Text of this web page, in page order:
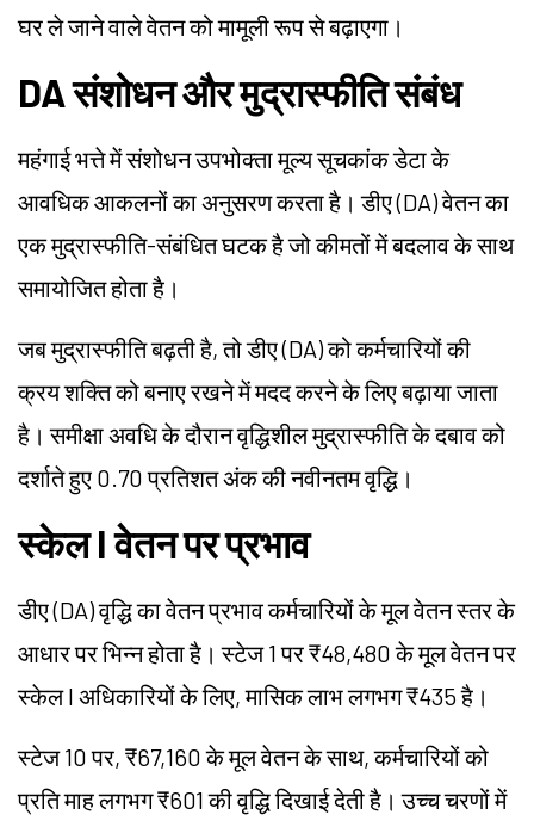
घर ले जाने वाले वेतन को मामूली रूप से बढ़ाएगा।
DA संशोधन और मुद्रास्फीति संबंध
महंगाई भत्ते में संशोधन उपभोक्ता मूल्य सूचकांक डेटा के
आवधिक आकलनों का अनुसरण करता है। डीए (DA) वेतन का
एक मुद्रास्फीति-संबंधित घटक है जो कीमतों में बदलाव के साथ
समायोजित होता है।
जब मुद्रास्फीति बढ़ती है, तो डीए (DA) को कर्मचारियों की
क्रय शक्ति को बनाए रखने में मदद करने के लिए बढ़ाया जाता
है। समीक्षा अवधि के दौरान वृद्धिशील मुद्रास्फीति के दबाव को
दर्शाते हुए 0.70 प्रतिशत अंक की नवीनतम वृद्धि।
स्केल I वेतन पर प्रभाव
डीए (DA) वृद्धि का वेतन प्रभाव कर्मचारियों के मूल वेतन स्तर के
आधार पर भिन्न होता है। स्टेज 1 पर ₹48,480 के मूल वेतन पर
स्केल I अधिकारियों के लिए, मासिक लाभ लगभग ₹435 है।
स्टेज 10 पर, ₹67,160 के मूल वेतन के साथ, कर्मचारियों को
प्रति माह लगभग ₹601 की वृद्धि दिखाई देती है। उच्च चरणों में